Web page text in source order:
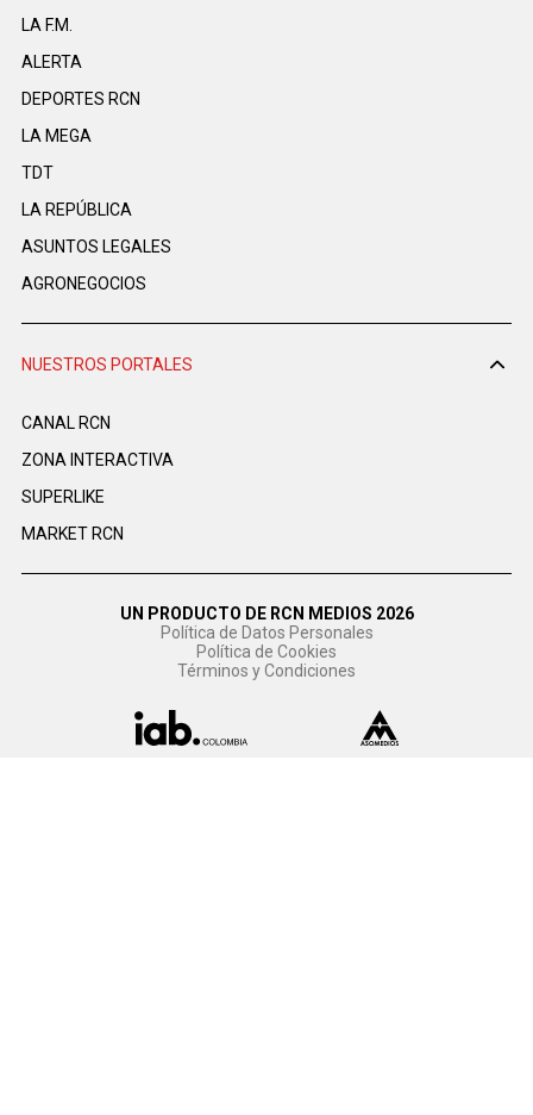
LA F.M.
ALERTA
DEPORTES RCN
LA MEGA
TDT
LA REPÚBLICA
ASUNTOS LEGALES
AGRONEGOCIOS
NUESTROS PORTALES
CANAL RCN
ZONA INTERACTIVA
SUPERLIKE
MARKET RCN
UN PRODUCTO DE RCN MEDIOS 2026
Política de Datos Personales
Política de Cookies
Términos y Condiciones